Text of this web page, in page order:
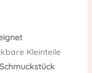
Kleinteile